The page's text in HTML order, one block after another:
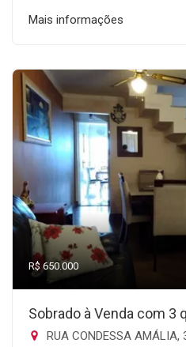
Mais informações
R$ 650.000
Sobrado à Venda com 3
RUA CONDESSA AMÁLIA, 360 -